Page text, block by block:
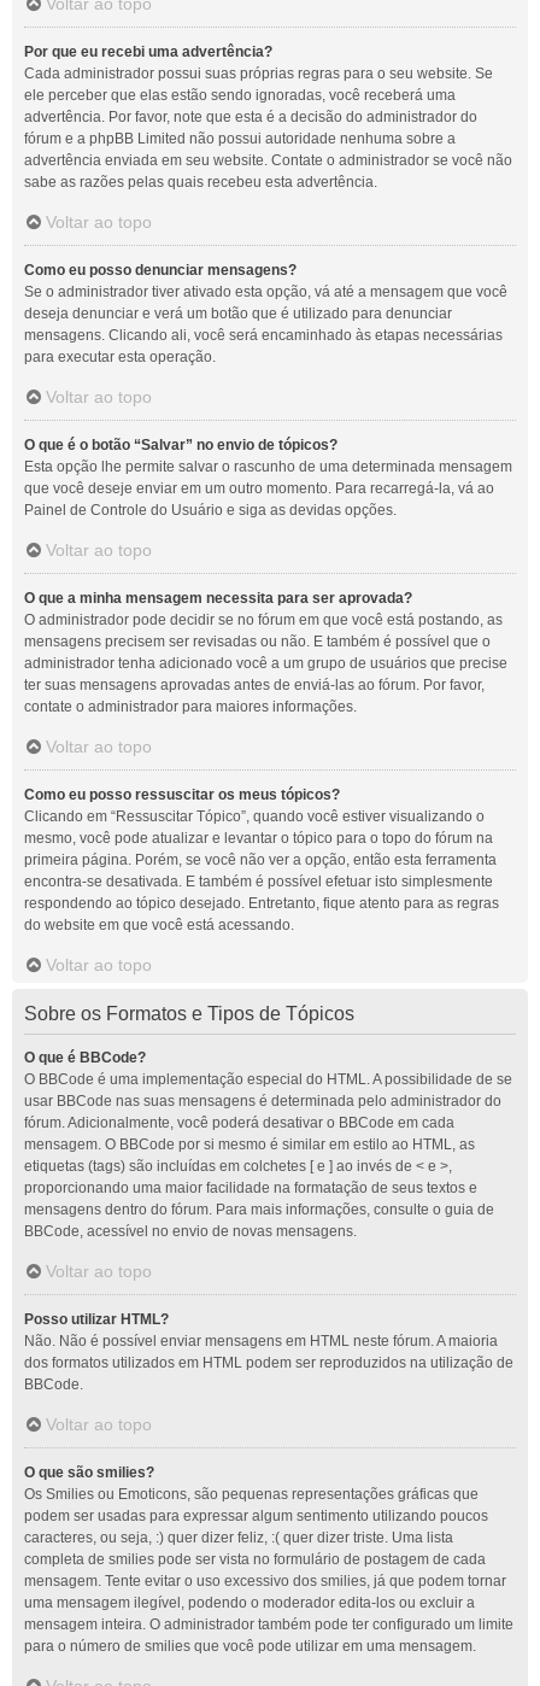
Por que eu recebi uma advertência?
Cada administrador possui suas próprias regras para o seu website. Se
ele perceber que elas estão sendo ignoradas, você receberá uma
advertência. Por favor, note que esta é a decisão do administrador do
fórum e a phpBB Limited não possui autoridade nenhuma sobre a
advertência enviada em seu website. Contate o administrador se você não
sabe as razões pelas quais recebeu esta advertência.
Voltar ao topo
Como eu posso denunciar mensagens?
Se o administrador tiver ativado esta opção, vá até a mensagem que você
deseja denunciar e verá um botão que é utilizado para denunciar
mensagens. Clicando ali, você será encaminhado às etapas necessárias
para executar esta operação.
Voltar ao topo
O que é o botão “Salvar” no envio de tópicos?
Esta opção lhe permite salvar o rascunho de uma determinada mensagem
que você deseje enviar em um outro momento. Para recarregá-la, vá ao
Painel de Controle do Usuário e siga as devidas opções.
Voltar ao topo
O que a minha mensagem necessita para ser aprovada?
O administrador pode decidir se no fórum em que você está postando, as
mensagens precisem ser revisadas ou não. E também é possível que o
administrador tenha adicionado você a um grupo de usuários que precise
ter suas mensagens aprovadas antes de enviá-las ao fórum. Por favor,
contate o administrador para maiores informações.
Voltar ao topo
Como eu posso ressuscitar os meus tópicos?
Clicando em “Ressuscitar Tópico”, quando você estiver visualizando o
mesmo, você pode atualizar e levantar o tópico para o topo do fórum na
primeira página. Porém, se você não ver a opção, então esta ferramenta
encontra-se desativada. E também é possível efetuar isto simplesmente
respondendo ao tópico desejado. Entretanto, fique atento para as regras
do website em que você está acessando.
Voltar ao topo
Sobre os Formatos e Tipos de Tópicos
O que é BBCode?
O BBCode é uma implementação especial do HTML. A possibilidade de se
usar BBCode nas suas mensagens é determinada pelo administrador do
fórum. Adicionalmente, você poderá desativar o BBCode em cada
mensagem. O BBCode por si mesmo é similar em estilo ao HTML, as
etiquetas (tags) são incluídas em colchetes [ e ] ao invés de < e >,
proporcionando uma maior facilidade na formatação de seus textos e
mensagens dentro do fórum. Para mais informações, consulte o guia de
BBCode, acessível no envio de novas mensagens.
Voltar ao topo
Posso utilizar HTML?
Não. Não é possível enviar mensagens em HTML neste fórum. A maioria
dos formatos utilizados em HTML podem ser reproduzidos na utilização de
BBCode.
Voltar ao topo
O que são smilies?
Os Smilies ou Emoticons, são pequenas representações gráficas que
podem ser usadas para expressar algum sentimento utilizando poucos
caracteres, ou seja, :) quer dizer feliz, :( quer dizer triste. Uma lista
completa de smilies pode ser vista no formulário de postagem de cada
mensagem. Tente evitar o uso excessivo dos smilies, já que podem tornar
uma mensagem ilegível, podendo o moderador edita-los ou excluir a
mensagem inteira. O administrador também pode ter configurado um limite
para o número de smilies que você pode utilizar em uma mensagem.